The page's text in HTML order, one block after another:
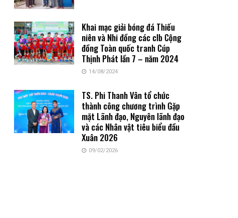
Khai mạc giải bóng đá Thiếu
niên và Nhi đồng các clb Cộng
đồng Toàn quốc tranh Cúp
Thịnh Phát lần 7 – năm 2024
14/08/2024
TS. Phi Thanh Vân tổ chức
thành công chương trình Gặp
mặt Lãnh đạo, Nguyên lãnh đạo
và các Nhân vật tiêu biểu đầu
Xuân 2026
09/02/2026